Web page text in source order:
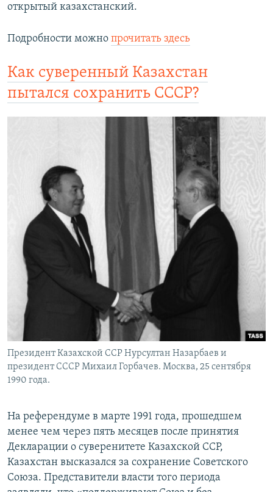
открытый казахстанский.
Подробности можно прочитать здесь
Как суверенный Казахстан
пытался сохранить СССР?
Президент Казахской ССР Нурсултан Назарбаев и
президент СССР Михаил Горбачев. Москва, 25 сентября
1990 года.
На референдуме в марте 1991 года, прошедшем
менее чем через пять месяцев после принятия
Декларации о суверенитете Казахской ССР,
Казахстан высказался за сохранение Советского
Союза. Представители власти того периода